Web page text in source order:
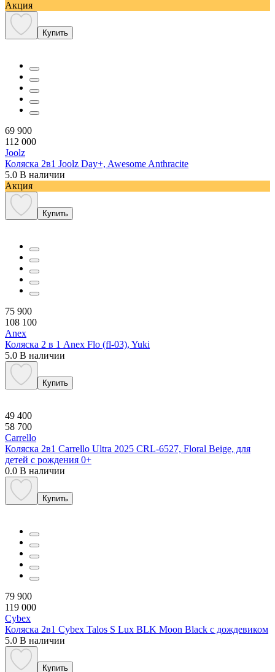
Акция
Купить
69 900
112 000
Joolz
Коляска 2в1 Joolz Day+, Awesome Anthracite
5.0 В наличии
Акция
Купить
75 900
108 100
Anex
Коляска 2 в 1 Anex Flo (fl-03), Yuki
5.0 В наличии
Купить
49 400
58 700
Carrello
Коляска 2в1 Carrello Ultra 2025 CRL-6527, Floral Beige, для
детей с рождения 0+
0.0 В наличии
Купить
79 900
119 000
Cybex
Коляска 2в1 Cybex Talos S Lux BLK Moon Black с дождевиком
5.0 В наличии
Купить